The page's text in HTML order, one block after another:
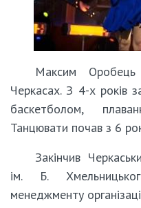
Максим
Черкасах. З 4-х років
баскетболом,
Танцювати почав з 6
Закінчив
ім. Б.
менеджменту